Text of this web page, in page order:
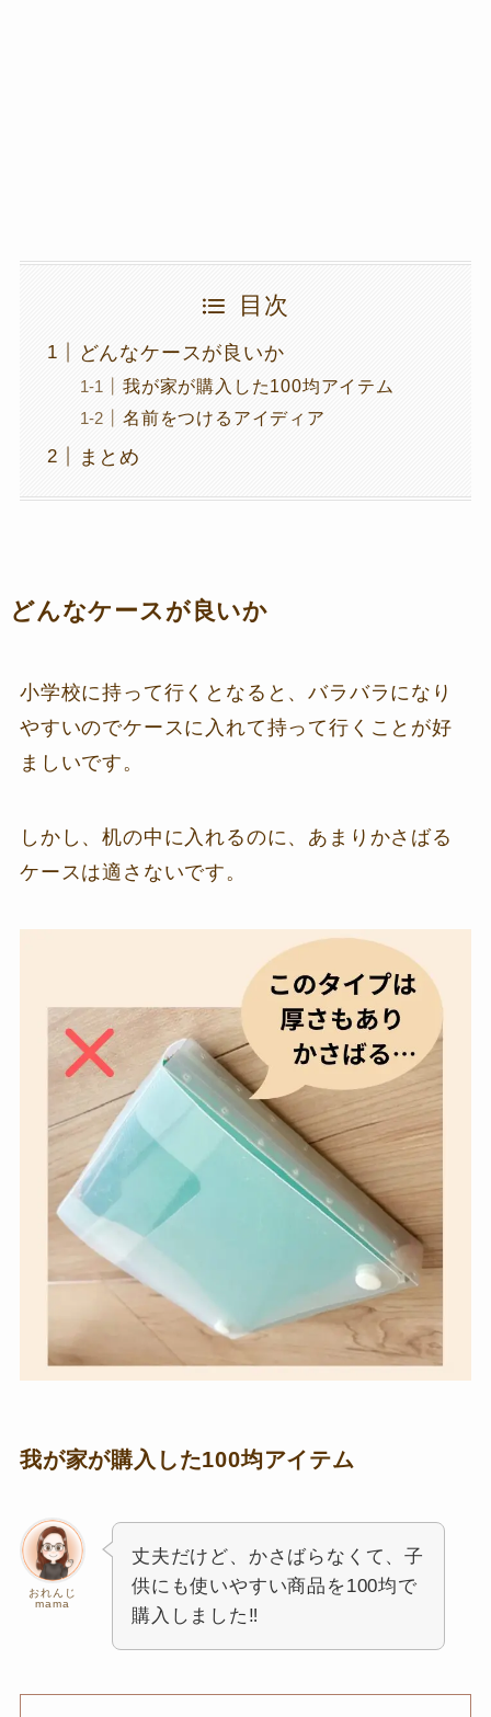
目次
どんなケースが良いか
我が家が購入した100均アイテム
名前をつけるアイディア
まとめ
どんなケースが良いか
小学校に持って行くとなると、バラバラになり
やすいのでケースに入れて持って行くことが好
ましいです。
しかし、机の中に入れるのに、あまりかさばる
ケースは適さないです。
我が家が購入した100均アイテム
おれんじ
mama
丈夫だけど、かさばらなくて、子
供にも使いやすい商品を100均で
購入しました‼